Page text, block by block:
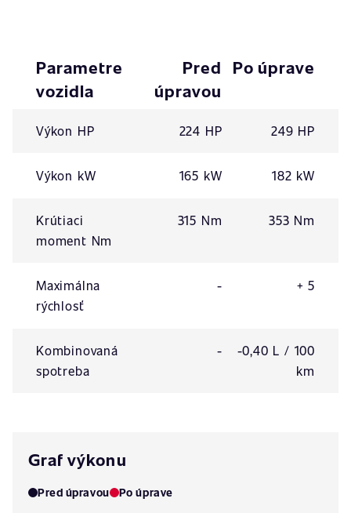
Parametre
vozidla
Pred
úpravou
Po úprave
Výkon HP 224 HP 249 HP
Výkon kW 165 kW 182 kW
Krútiaci
moment Nm
315 Nm 353 Nm
Maximálna
rýchlosť
- + 5
Kombinovaná
spotreba
-
-0,40 L / 100
km
Graf výkonu
Pred úpravou Po úprave